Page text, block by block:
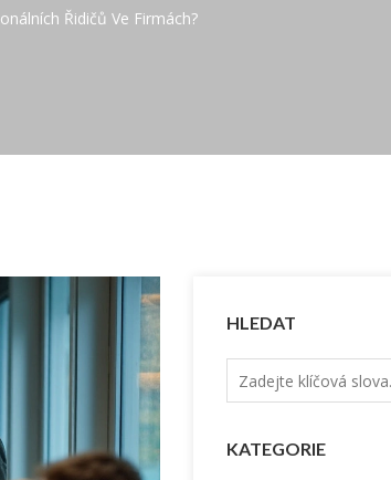
Řidičů Ve Firmách?
HLEDAT
KATEGORIE